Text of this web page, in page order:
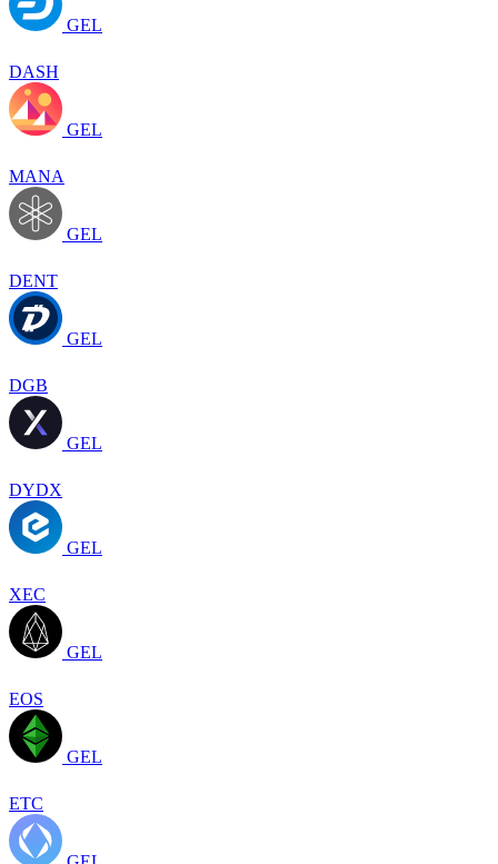
GEL
DASH
GEL
MANA
GEL
DENT
GEL
DGB
GEL
DYDX
GEL
XEC
GEL
EOS
GEL
ETC